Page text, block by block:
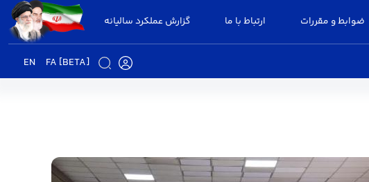
ضوابط و مقررات ارتباط با ما گزارش عملکرد سالیانه
FA [BETA]
EN